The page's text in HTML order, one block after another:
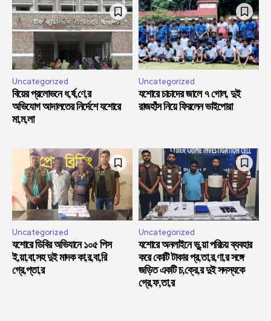
Uncategorized
বিয়ের প্রলোভনে ধ,র্ষ,ণে,র
অভিযোগ আদালতের নির্দেশে যশোরে
মা,ম,লা
Uncategorized
যশোরে চাচাদের জালে ৭ গোল, দুই
রাজহাঁস নিয়ে ফিরলেন ভাইপোরা
Uncategorized
যশোরে ডিবির অভিযানে ১০৫ পিস
ই,য়া,বা,সহ দুই মাদক কা,র,বা,রি
গ্রে,প্তা,র
Uncategorized
যশোরে অনলাইনে ভু,য়া পরিচয় ব্যবহার
করে কোটি টাকার প্র,তা,র,ণা,র সঙ্গে
জড়িত একটি চ,ক্রে,র দুই সদস্যকে
গ্রে,ফ,তা,র